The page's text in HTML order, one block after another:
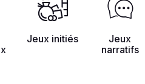
Jeux initiés
Jeux
narratifs
Français